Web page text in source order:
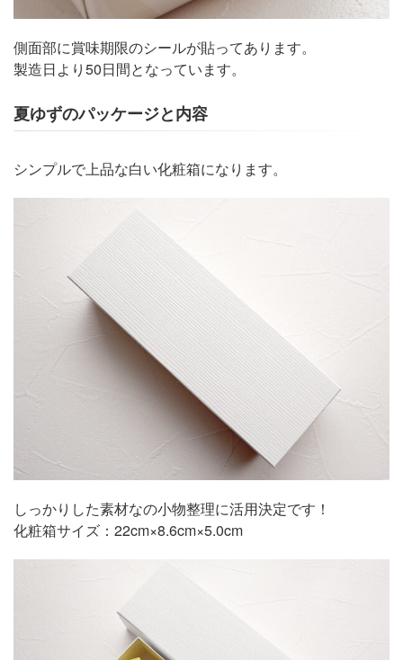
側面部に賞味期限のシールが貼ってあります。
製造日より50日間となっています。
夏ゆずのパッケージと内容
シンプルで上品な白い化粧箱になります。
しっかりした素材なの小物整理に活用決定です！
化粧箱サイズ：22cm×8.6cm×5.0cm